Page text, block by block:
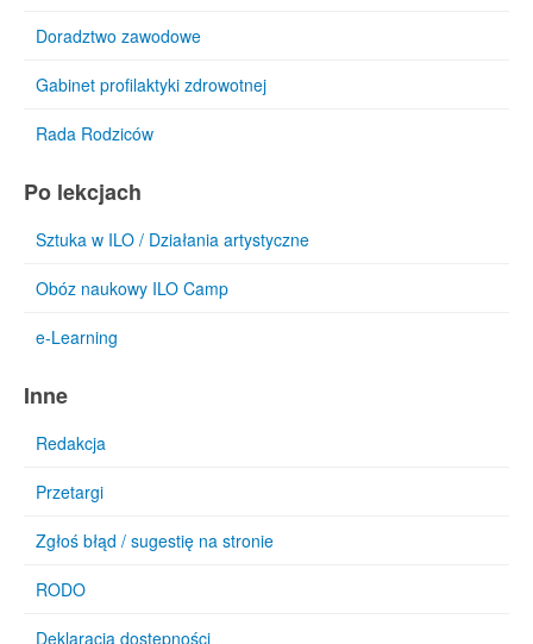
Doradztwo zawodowe
Gabinet profilaktyki zdrowotnej
Rada Rodziców
Po lekcjach
Sztuka w ILO / Działania artystyczne
Obóz naukowy ILO Camp
e-Learning
Inne
Redakcja
Przetargi
Zgłoś błąd / sugestię na stronie
RODO
Deklaracja dostępności